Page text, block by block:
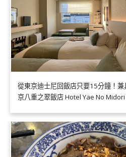
從東京迪士尼回飯店只要15分鐘！
京八重之翠飯店 Hotel Yae No